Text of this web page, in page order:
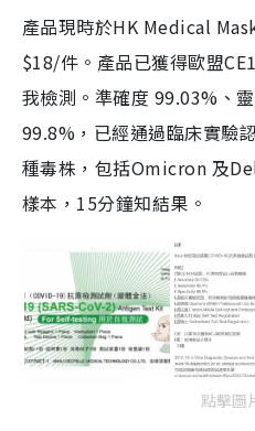
產品現時於HK Medical
$18/件。產品已獲得歐盟
我檢測。準確度 99.03%、
99.8%，已經通過臨床實驗
種毒株，包括Omicron 及
樣本，15分鐘知結果。
點擊圖